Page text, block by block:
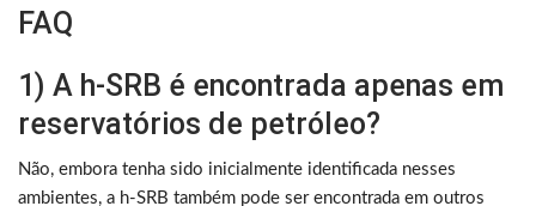
FAQ
1) A h-SRB é encontrada apenas em
reservatórios de petróleo?
Não, embora tenha sido inicialmente identificada nesses
ambientes, a h-SRB também pode ser encontrada em outros